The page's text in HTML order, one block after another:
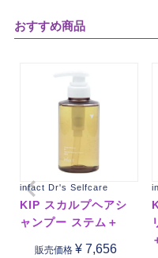
おすすめ商品
infact Dr's Selfcare
KIP スカルプヘアシ
ャンプー ステム＋
販売価格 ¥ 7,656